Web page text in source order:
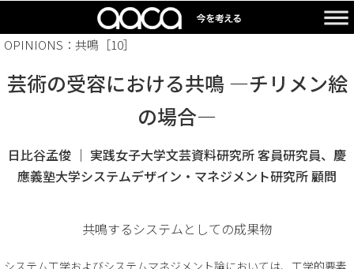
OPINIONS：共鳴［10］
芸術の受容における共鳴 ―チリメン絵
の場合―
日比谷孟俊 ｜ 実践女子大学文芸資料研究所 客員研究員、慶
應義塾大学システムデザイン・マネジメント研究所 顧問
共鳴するシステムとしての成果物
システム工学およびシステムマネジメント論においては、工学的要素